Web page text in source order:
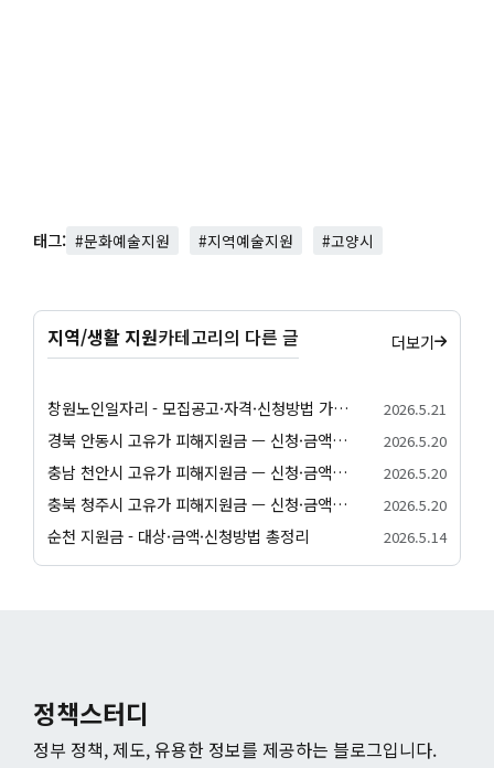
태그: #문화예술지원 #지역예술지원 #고양시
지역/생활 지원카테고리의 다른 글 더보기
창원노인일자리 - 모집공고·자격·신청방법 가이드 2026.5.21
경북 안동시 고유가 피해지원금 — 신청·금액·사용처 종합 안내 2026.5.20
충남 천안시 고유가 피해지원금 — 신청·금액·사용처 종합 안내 2026.5.20
충북 청주시 고유가 피해지원금 — 신청·금액·사용처 종합 안내 2026.5.20
순천 지원금 - 대상·금액·신청방법 총정리 2026.5.14
정책스터디
정부 정책, 제도, 유용한 정보를 제공하는 블로그입니다.